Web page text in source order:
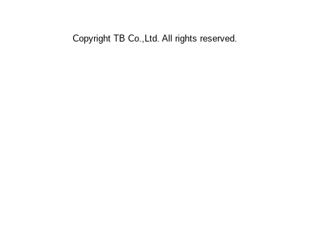
Copyright TB Co.,Ltd. All rights reserved.